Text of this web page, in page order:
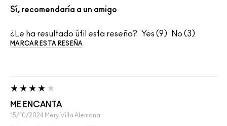
Sí, recomendaría a un amigo
¿Le ha resultado útil esta reseña? 9 3
MARCAR ESTA RESEÑA
ME ENCANTA
15/10/2024 Mery Villa Alemana